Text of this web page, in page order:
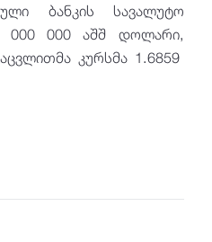
ბანკის სავალუტო
000 000 აშშ დოლარი,
კურსმა 1.6859